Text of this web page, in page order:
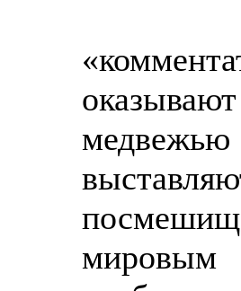
мировым